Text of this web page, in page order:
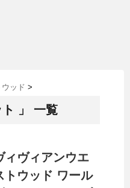
ッド >
ト 」 一覧
ィヴィアンウエ
トウッド ワール